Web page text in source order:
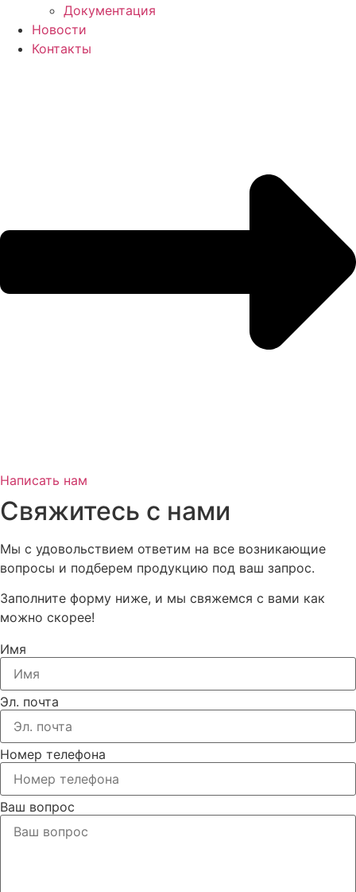
Документация
Новости
Контакты
Написать нам
Свяжитесь с нами
Мы с удовольствием ответим на все возникающие
вопросы и подберем продукцию под ваш запрос.
Заполните форму ниже, и мы свяжемся с вами как
можно скорее!
Имя
Эл. почта
Номер телефона
Ваш вопрос